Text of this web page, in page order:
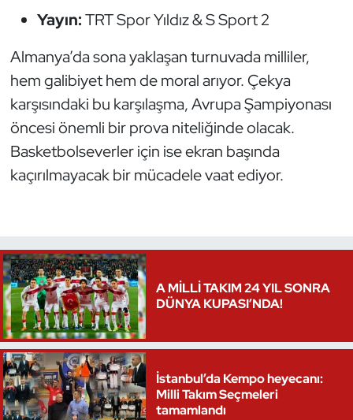
Yayın:TRT Spor Yıldız & S Sport 2
Almanya’da sona yaklaşan turnuvada milliler,
hem galibiyet hem de moral arıyor. Çekya
karşısındaki bu karşılaşma, Avrupa Şampiyonası
öncesi önemli bir prova niteliğinde olacak.
Basketbolseverler için ise ekran başında
kaçırılmayacak bir mücadele vaat ediyor.
A MİLLİ TAKIM 24 YIL SONRA
DÜNYA KUPASI’NDA!
İstanbul’da Kempo heyecanı:
Milli Takım Seçmeleri
tamamlandı
Triatlon
Voleybol
Vücut Geliştirme Fitness
Wushu Kungfu